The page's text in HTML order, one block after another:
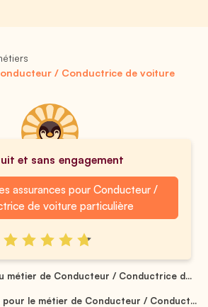
/ Conductrice de voiture
et sans engagement
assurances pour Conducteur /
de voiture particulière
métier de Conducteur / Conductrice d...
pour le métier de Conducteur / Conduct...